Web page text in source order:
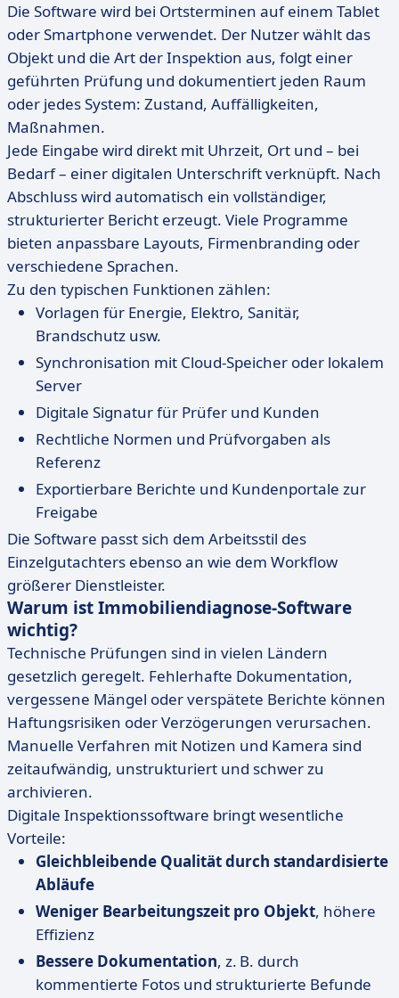
Die Software wird bei Ortsterminen auf einem Tablet
oder Smartphone verwendet. Der Nutzer wählt das
Objekt und die Art der Inspektion aus, folgt einer
geführten Prüfung und dokumentiert jeden Raum
oder jedes System: Zustand, Auffälligkeiten,
Maßnahmen.
Jede Eingabe wird direkt mit Uhrzeit, Ort und – bei
Bedarf – einer digitalen Unterschrift verknüpft. Nach
Abschluss wird automatisch ein vollständiger,
strukturierter Bericht erzeugt. Viele Programme
bieten anpassbare Layouts, Firmenbranding oder
verschiedene Sprachen.
Zu den typischen Funktionen zählen:
Vorlagen für Energie, Elektro, Sanitär,
Brandschutz usw.
Synchronisation mit Cloud-Speicher oder lokalem
Server
Digitale Signatur für Prüfer und Kunden
Rechtliche Normen und Prüfvorgaben als
Referenz
Exportierbare Berichte und Kundenportale zur
Freigabe
Die Software passt sich dem Arbeitsstil des
Einzelgutachters ebenso an wie dem Workflow
größerer Dienstleister.
Warum ist Immobiliendiagnose-Software
wichtig?
Technische Prüfungen sind in vielen Ländern
gesetzlich geregelt. Fehlerhafte Dokumentation,
vergessene Mängel oder verspätete Berichte können
Haftungsrisiken oder Verzögerungen verursachen.
Manuelle Verfahren mit Notizen und Kamera sind
zeitaufwändig, unstrukturiert und schwer zu
archivieren.
Digitale Inspektionssoftware bringt wesentliche
Vorteile:
Gleichbleibende Qualität durch standardisierte
Abläufe
Weniger Bearbeitungszeit pro Objekt, höhere
Effizienz
Bessere Dokumentation, z. B. durch
kommentierte Fotos und strukturierte Befunde